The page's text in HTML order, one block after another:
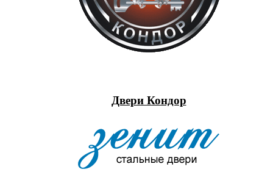
Двери Кондор